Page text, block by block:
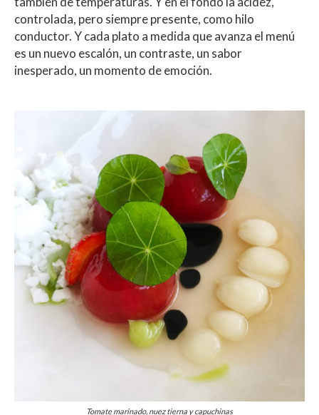
controlada, pero siempre presente, como hilo
conductor. Y cada plato a medida que avanza el menú
es un nuevo escalón, un contraste, un sabor
inesperado, un momento de emoción.
Tomate marinado, nuez tierna y capuchinas